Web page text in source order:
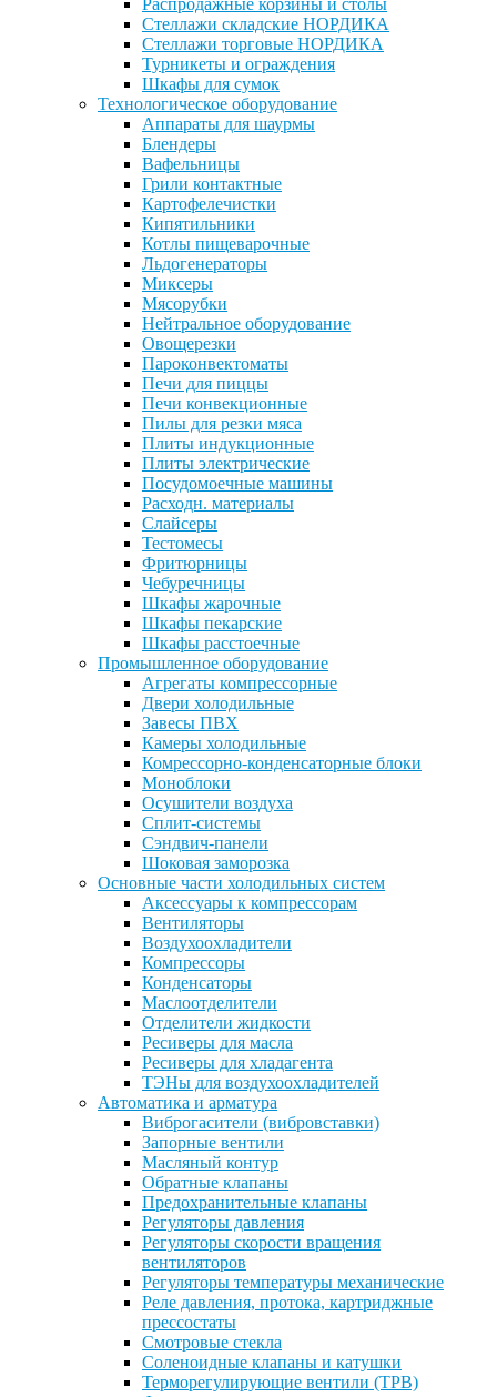
Распродажные корзины и столы
Стеллажи складские НОРДИКА
Стеллажи торговые НОРДИКА
Турникеты и ограждения
Шкафы для сумок
Технологическое оборудование
Аппараты для шаурмы
Блендеры
Вафельницы
Грили контактные
Картофелечистки
Кипятильники
Котлы пищеварочные
Льдогенераторы
Миксеры
Мясорубки
Нейтральное оборудование
Овощерезки
Пароконвектоматы
Печи для пиццы
Печи конвекционные
Пилы для резки мяса
Плиты индукционные
Плиты электрические
Посудомоечные машины
Расходн. материалы
Слайсеры
Тестомесы
Фритюрницы
Чебуречницы
Шкафы жарочные
Шкафы пекарские
Шкафы расстоечные
Промышленное оборудование
Агрегаты компрессорные
Двери холодильные
Завесы ПВХ
Камеры холодильные
Комрессорно-конденсаторные блоки
Моноблоки
Осушители воздуха
Сплит-системы
Сэндвич-панели
Шоковая заморозка
Основные части холодильных систем
Аксессуары к компрессорам
Вентиляторы
Воздухоохладители
Компрессоры
Конденсаторы
Маслоотделители
Отделители жидкости
Ресиверы для масла
Ресиверы для хладагента
ТЭНы для воздухоохладителей
Автоматика и арматура
Виброгасители (вибровставки)
Запорные вентили
Масляный контур
Обратные клапаны
Предохранительные клапаны
Регуляторы давления
Регуляторы скорости вращения
вентиляторов
Регуляторы температуры механические
Реле давления, протока, картриджные
прессостаты
Смотровые стекла
Соленоидные клапаны и катушки
Терморегулирующие вентили (ТРВ)